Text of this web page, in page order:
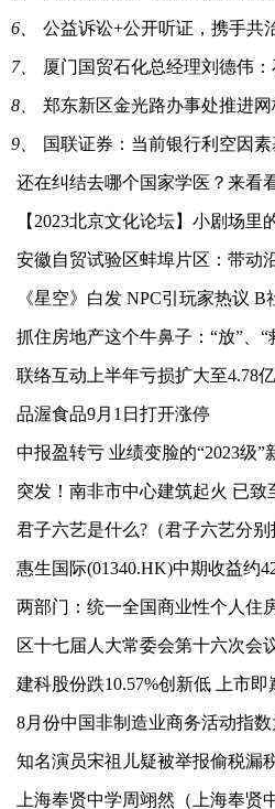
6、 公益诉讼+公开听证，携手共
7、 厦门国贸石化总经理刘德伟：石化产
8、 郑东新区金光路办事处推进
9、 国联证券：当前银行利空因素基
还在纠结去哪个国家学医？来看
【2023北京文化论坛】小剧场里
《星空》白发 NPC引玩家热议 B
抓住房地产这个牛鼻子：“放”、“
品渥食品9月1日打开涨停
中报盈转亏 业绩变脸的“2023级”
突发！南非市中心建筑起火 已致
君子六艺是什么?（君子六艺分别
惠生国际(01340.HK)中期收益约
区十七届人大常委会第十六次会
建科股份跌10.57%创新低 上市即
8月份中国非制造业商务活动指
知名演员宋祖儿疑被举报偷税漏
上海奉贤中学周翊然（上海奉贤